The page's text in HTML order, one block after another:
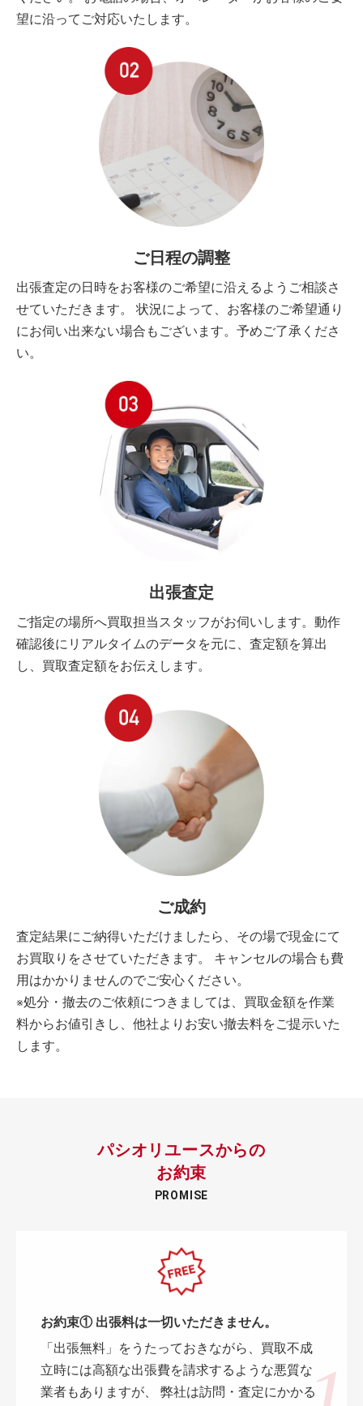
望に沿ってご対応いたします。
ご日程の調整
出張査定の日時をお客様のご希望に沿えるようご相談さ
せていただきます。 状況によって、お客様のご希望通り
にお伺い出来ない場合もございます。予めご了承くださ
い。
出張査定
ご指定の場所へ買取担当スタッフがお伺いします。動作
確認後にリアルタイムのデータを元に、査定額を算出
し、買取査定額をお伝えします。
ご成約
査定結果にご納得いただけましたら、その場で現金にて
お買取りをさせていただきます。 キャンセルの場合も費
用はかかりませんのでご安心ください。
※処分・撤去のご依頼につきましては、買取金額を作業
料からお値引きし、他社よりお安い撤去料をご提示いた
します。
パシオリユースからの
お約束
PROMISE
お約束① 出張料は一切いただきません。
「出張無料」をうたっておきながら、買取不成
立時には高額な出張費を請求するような悪質な
業者もありますが、 弊社は訪問・査定にかかる